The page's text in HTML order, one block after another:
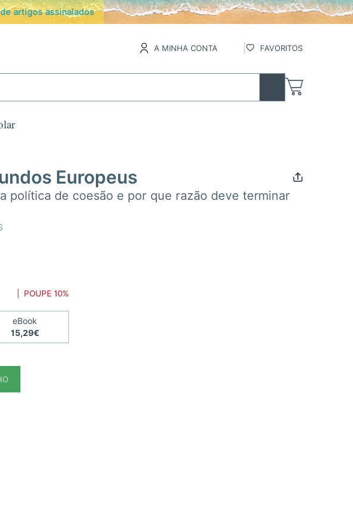
artigos assinalados
A MINHA CONTA FAVORITOS
Europeus
política de coesão e por que razão deve terminar
| POUPE10%
eBook
15,29€